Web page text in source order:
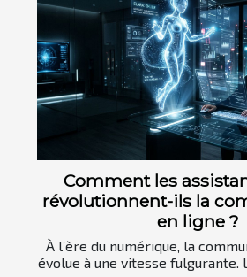
Comment les
révolutionnent-ils la
en ligne ?
À l’ère du numérique, la
évolue à une vitesse fulgurante.